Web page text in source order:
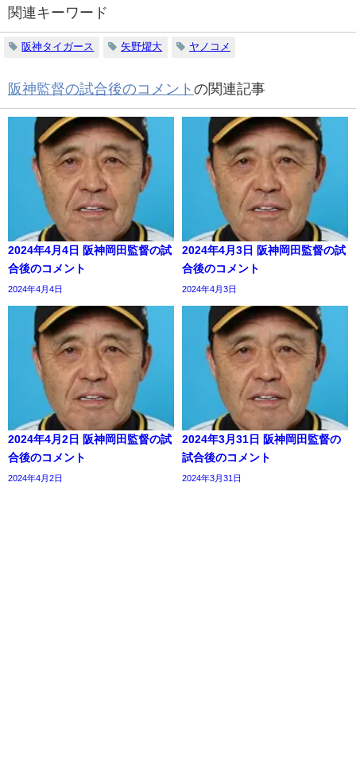
関連キーワード
阪神タイガース 矢野燿大 ヤノコメ
阪神監督の試合後のコメント の関連記事
2024年4月4日 阪神岡田監督の試
合後のコメント
2024年4月4日
2024年4月3日 阪神岡田監督の試
合後のコメント
2024年4月3日
2024年4月2日 阪神岡田監督の試
合後のコメント
2024年4月2日
2024年3月31日 阪神岡田監督の
試合後のコメント
2024年3月31日